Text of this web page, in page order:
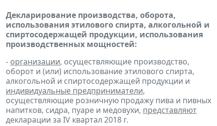
Декларирование производства, оборота,
использования этилового спирта, алкогольной и
спиртосодержащей продукции, использования
производственных мощностей:
- организации, осуществляющие производство,
оборот и (или) использование этилового спирта,
алкогольной и спиртосодержащей продукции и
индивидуальные предприниматели,
осуществляющие розничную продажу пива и пивных
напитков, сидра, пуаре и медовухи, представляют
декларации за IV квартал 2018 г.